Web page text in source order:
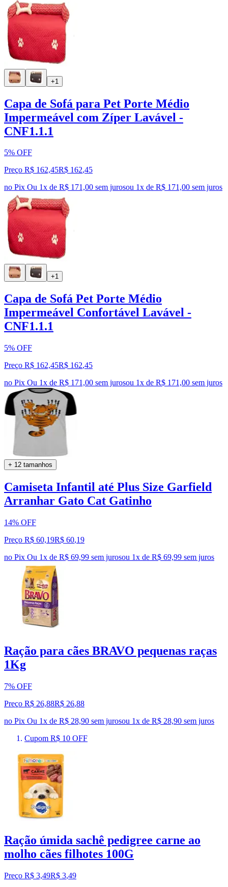
+1
Capa de Sofá para Pet Porte Médio
Impermeável com Zíper Lavável -
CNF1.1.1
5% OFF
Preço R$ 162,45R$ 162,45
no Pix Ou 1x de R$ 171,00 sem jurosou 1x de R$ 171,00 sem juros
+1
Capa de Sofá Pet Porte Médio
Impermeável Confortável Lavável -
CNF1.1.1
5% OFF
Preço R$ 162,45R$ 162,45
no Pix Ou 1x de R$ 171,00 sem jurosou 1x de R$ 171,00 sem juros
+ 12 tamanhos
Camiseta Infantil até Plus Size Garfield
Arranhar Gato Cat Gatinho
14% OFF
Preço R$ 60,19R$ 60,19
no Pix Ou 1x de R$ 69,99 sem jurosou 1x de R$ 69,99 sem juros
Ração para cães BRAVO pequenas raças
1Kg
7% OFF
Preço R$ 26,88R$ 26,88
no Pix Ou 1x de R$ 28,90 sem jurosou 1x de R$ 28,90 sem juros
Cupom R$ 10 OFF
Ração úmida sachê pedigree carne ao
molho cães filhotes 100G
Preço R$ 3,49R$ 3,49